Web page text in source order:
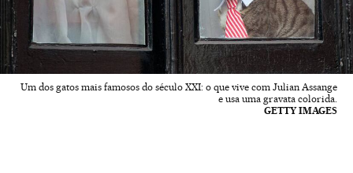
Um dos gatos mais famosos do século XXI: o que vive com Julian Assange
e usa uma gravata colorida.
GETTY IMAGES